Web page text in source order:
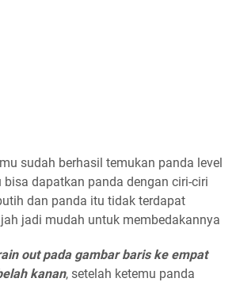
sudah berhasil temukan panda level
bisa dapatkan panda dengan ciri-ciri
dan panda itu tidak terdapat
jadi mudah untuk membedakannya
out pada gambar baris ke empat
kanan, setelah ketemu panda